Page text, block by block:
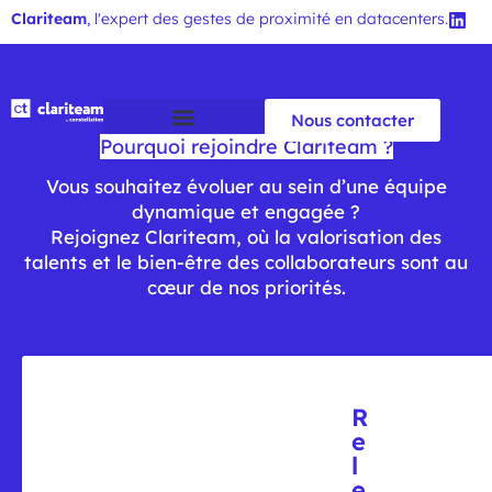
Clariteam, l'expert des gestes de proximité en datacenters.
Nous contacter
Pourquoi rejoindre Clariteam ?
Vous souhaitez évoluer au sein d’une équipe
dynamique et engagée ?
Rejoignez Clariteam, où la valorisation des
talents et le bien-être des collaborateurs sont au
cœur de nos priorités.
R
e
l